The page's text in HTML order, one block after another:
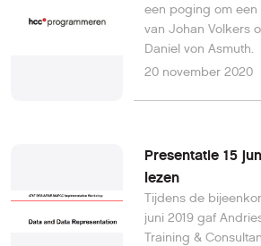
een poging om
van Johan Volkers
Daniel von Asmuth.
20 november 2020
Presentatie 15
lezen
Tijdens de
juni 2019 gaf
Training &